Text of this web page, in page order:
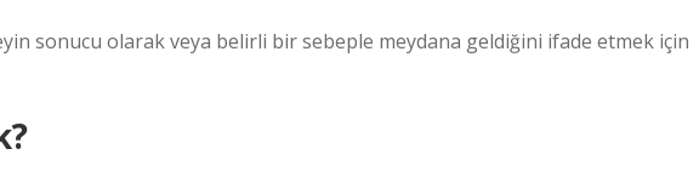
sonucu olarak veya belirli bir sebeple meydana geldiğini ifade etmek için